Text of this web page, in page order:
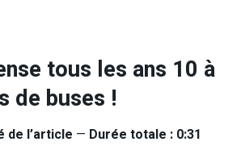
tous les ans 10 à
de buses !
de l’article — Durée totale : 0:31